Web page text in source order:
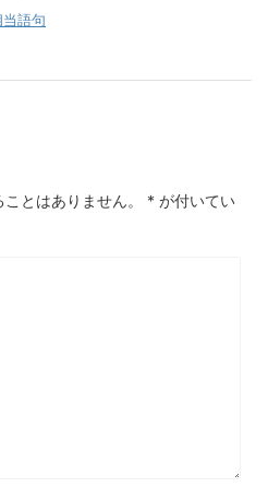
語句
とはありません。 * が付いてい